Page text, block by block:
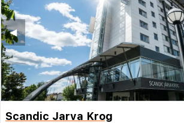
◀︎
Scandic Jarva Krog